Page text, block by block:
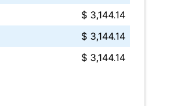
$ 3,144.14
$ 3,144.14
$ 3,144.14